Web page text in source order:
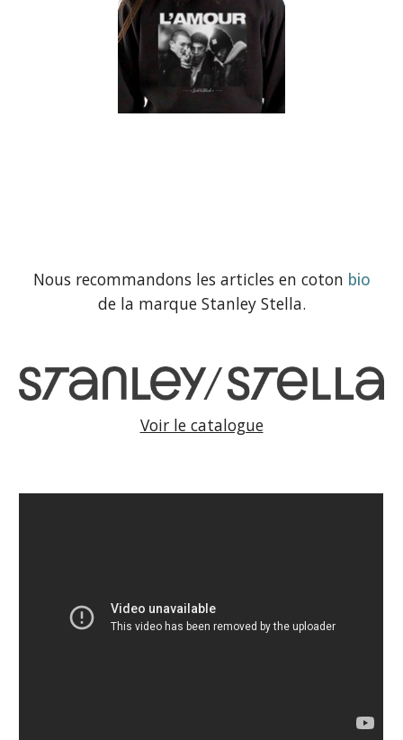
Nous recommandons les articles en coton bio
de la marque Stanley Stella.
Voir le catalogue